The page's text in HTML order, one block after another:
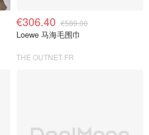
€306.40 €589.00
Loewe 马海毛围巾
THE OUTNET FR